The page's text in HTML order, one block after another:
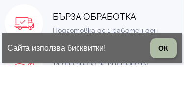
БЪРЗА ОБРАБОТКА
Подготовка до 1 работен ден
ВРЪЩАНЕ НА СТОКА
14 дни право на връщане на
Сайта използва бисквитки! ОК